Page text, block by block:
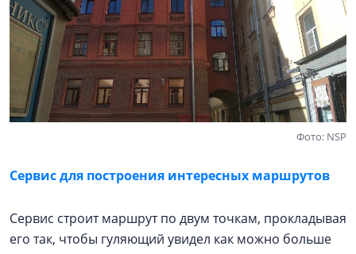
Фото: NSP
Сервис для построения интересных маршрутов
Сервис строит маршрут по двум точкам, прокладывая
его так, чтобы гуляющий увидел как можно больше